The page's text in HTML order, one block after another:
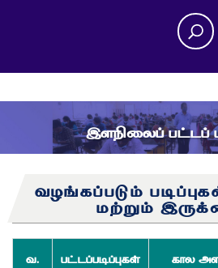
இளநிலைப் பட்டப்
வழங்கப்படும்
மற்றும்
வ.
பட்டப்படிப்புகள் கால